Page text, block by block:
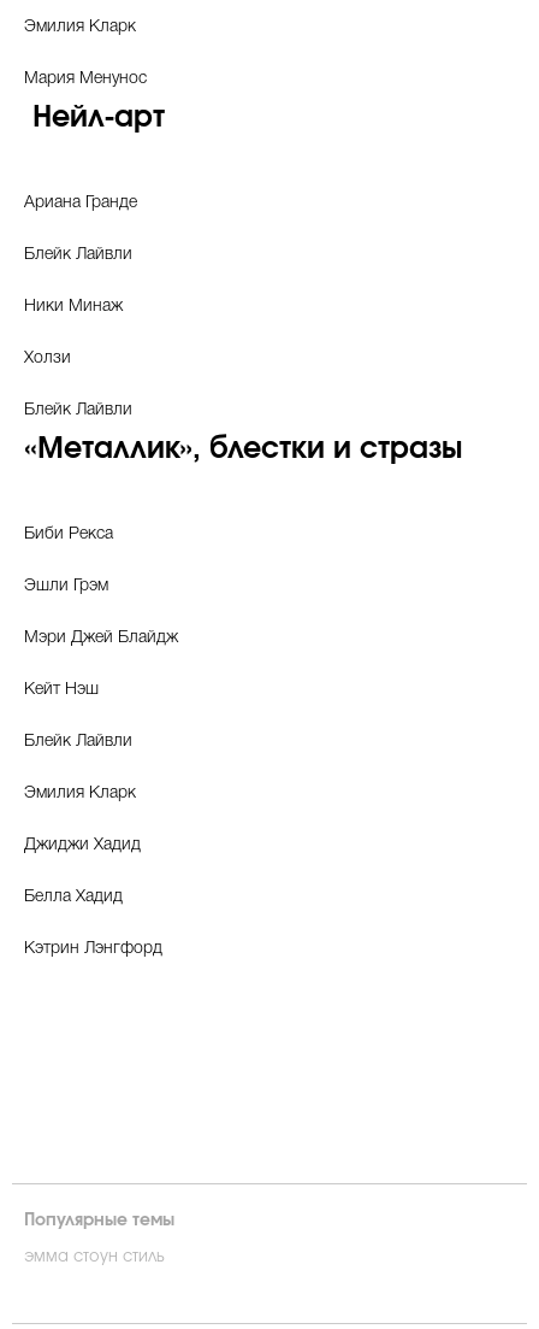
Эмилия Кларк
Мария Менунос
Нейл-арт
Ариана Гранде
Блейк Лайвли
Ники Минаж
Холзи
Блейк Лайвли
«Металлик», блестки и стразы
Биби Рекса
Эшли Грэм
Мэри Джей Блайдж
Кейт Нэш
Блейк Лайвли
Эмилия Кларк
Джиджи Хадид
Белла Хадид
Кэтрин Лэнгфорд
Популярные темы
эмма стоун стиль